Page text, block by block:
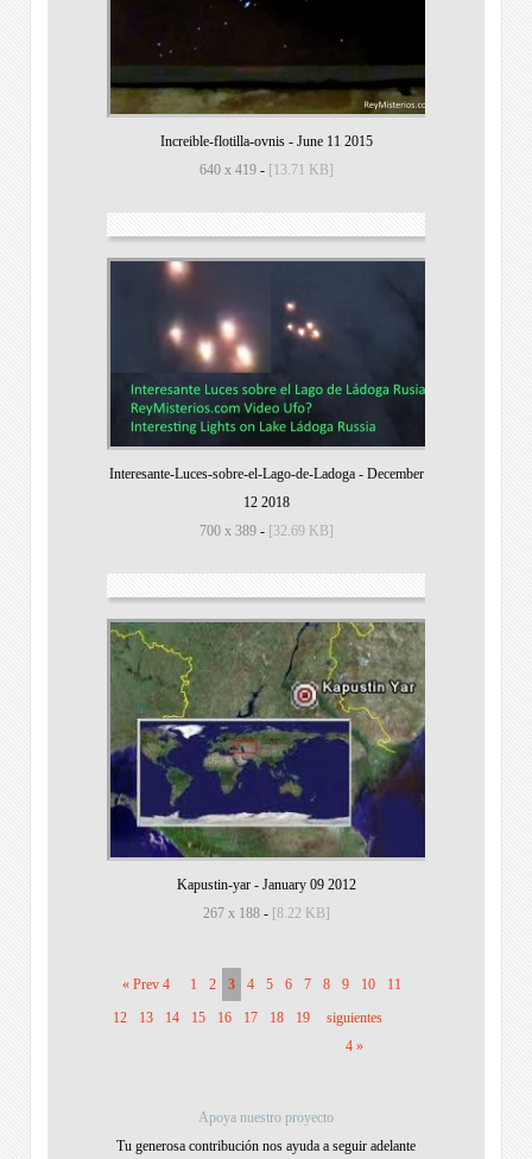
Increible-flotilla-ovnis- June 11 2015
640 x 419- [13.71 KB]
Interesante-Luces-sobre-el-Lago-de-Ladoga- December
12 2018
700 x 389- [32.69 KB]
Kapustin-yar- January 09 2012
267 x 188- [8.22 KB]
« Prev 4 1 2 3 4 5 6 7 8 9 10
11
12
13 14 15 16 17 18 19
siguientes
4 »
Apoya nuestro proyecto
Tu generosa contribución nos ayuda a seguir adelante